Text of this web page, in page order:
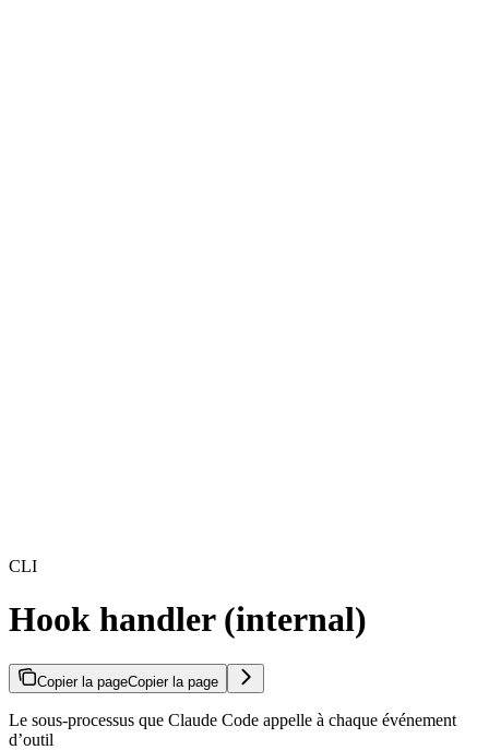
CLI
Hook handler (internal)
Copier la pageCopier la page
Le sous-processus que Claude Code appelle à chaque événement
d’outil